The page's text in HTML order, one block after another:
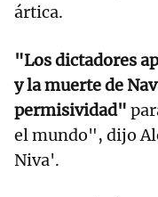
ártica.
"Los dictadores
y la muerte de
permisividad"
el mundo", dijo
Niva'.